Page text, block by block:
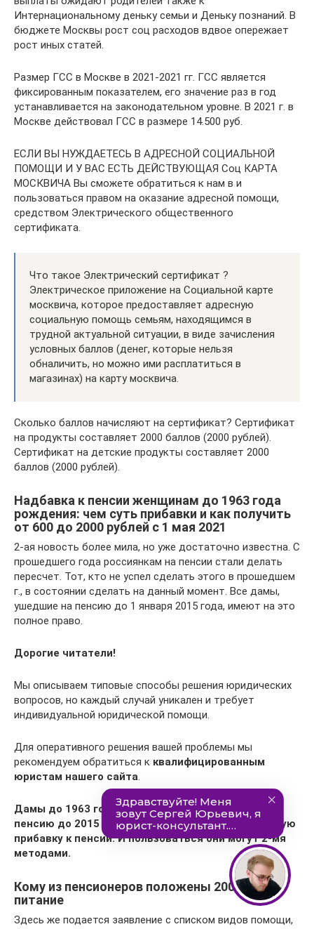
Интернациональному деньку семьи и Деньку познаний. В
бюджете Москвы рост соц расходов вдвое опережает
рост иных статей.
Размер ГСС в Москве в 2021-2021 гг. ГСС является
фиксированным показателем, его значение раз в год
устанавливается на законодательном уровне. В 2021 г. в
Москве действовал ГСС в размере 14.500 руб.
ЕСЛИ ВЫ НУЖДАЕТЕСЬ В АДРЕСНОЙ СОЦИАЛЬНОЙ
ПОМОЩИ И У ВАС ЕСТЬ ДЕЙСТВУЮЩАЯ Соц КАРТА
МОСКВИЧА Вы сможете обратиться к нам в и
пользоваться правом на оказание адресной помощи,
средством Электрического общественного
сертификата.
Что такое Электрический сертификат ?
Электрическое приложение на Социальной карте
москвича, которое предоставляет адресную
социальную помощь семьям, находящимся в
трудной актуальной ситуации, в виде зачисления
условных баллов (денег, которые нельзя
обналичить, но можно ими расплатиться в
магазинах) на карту москвича.
Сколько баллов начисляют на сертификат? Сертификат
на продукты составляет 2000 баллов (2000 рублей).
Сертификат на детские продукты составляет 2000
баллов (2000 рублей).
Надбавка к пенсии женщинам до 1963 года
рождения: чем суть прибавки и как получить
от 600 до 2000 рублей с 1 мая 2021
2-ая новость более мила, но уже достаточно известна. С
прошедшего года россиянкам на пенсии стали делать
пересчет. Тот, кто не успел сделать этого в прошедшем
г., в состоянии сделать на данный момент. Все дамы,
ушедшие на пенсию до 1 января 2015 года, имеют на это
полное право.
Дорогие читатели!
Мы описываем типовые способы решения юридических
вопросов, но каждый случай уникален и требует
индивидуальной юридической помощи.
Для оперативного решения вашей проблемы мы
рекомендуем обратиться к квалифицированным
юристам нашего сайта
Дамы до 1963 года рождения, которые вышли на
пенсию до 2015 года, могут получить значительную
прибавку к пенсии. И пользоваться они могут 2-мя
методами.
Кому из пенсионеров положены 2000 на
питание
Здесь же подается заявление с списком видов помощи,